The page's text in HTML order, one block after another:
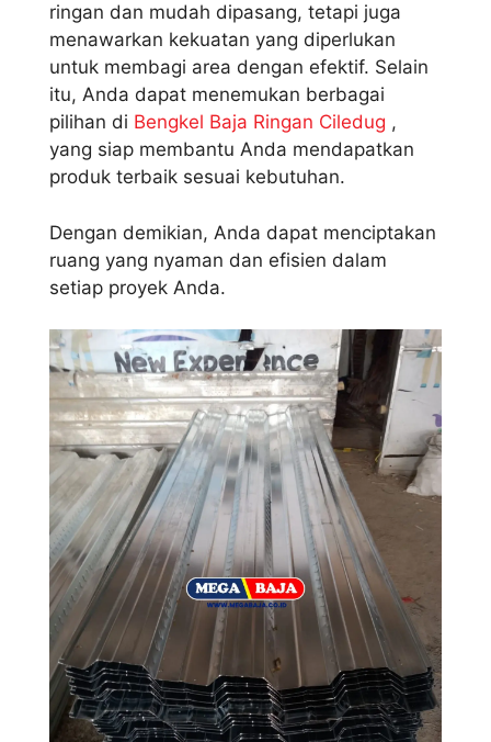
ringan dan mudah dipasang, tetapi juga
menawarkan kekuatan yang diperlukan
untuk membagi area dengan efektif. Selain
itu, Anda dapat menemukan berbagai
pilihan di Bengkel Baja Ringan Ciledug ,
yang siap membantu Anda mendapatkan
produk terbaik sesuai kebutuhan.
Dengan demikian, Anda dapat menciptakan
ruang yang nyaman dan efisien dalam
setiap proyek Anda.